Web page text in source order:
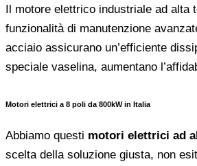
Il motore elettrico industriale ad alta
funzionalità di manutenzione
acciaio assicurano un’efficiente
speciale vaselina, aumentano
Motori elettrici a 8 poli da 800kW in Italia
Abbiamo questi motori elettrici ad
scelta della soluzione giusta, non